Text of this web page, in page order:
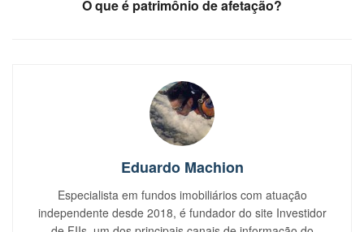
O que é patrimônio de afetação?
Eduardo Machion
Especialista em fundos imobiliários com atuação
independente desde 2018, é fundador do site Investidor